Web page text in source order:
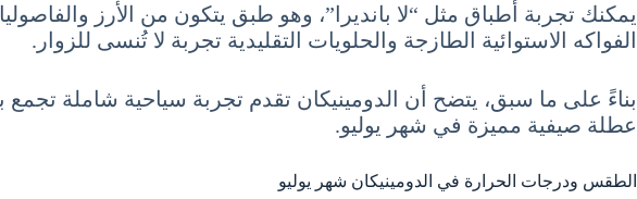
يمكنك تجربة أطباق مثل “لا بانديرا”، وهو طبق يتكون من الأرز
الفواكه الاستوائية الطازجة والحلويات التقليدية تجربة لا تُنسى للزوار.
بناءً على ما سبق، يتضح أن الدومينيكان تقدم تجربة سياحية شاملة تجمع
عطلة صيفية مميزة في شهر يوليو.
الطقس ودرجات الحرارة في الدومينيكان شهر يوليو